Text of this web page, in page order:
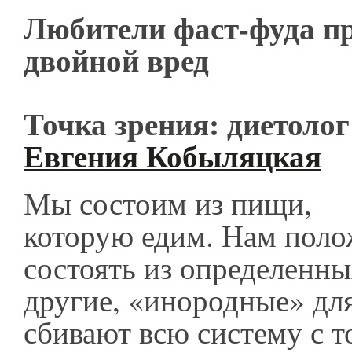
Любители фаст-фуда
двойной вред
Точка зрения: диетолог
Евгения Кобыляцкая
Мы состоим из пищи,
которую едим. Нам
состоять из
другие, «инородные»
сбивают всю систему с